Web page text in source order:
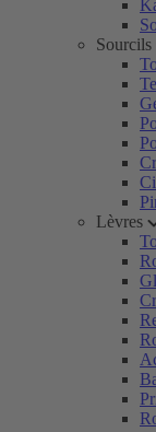
Sourcils
Lèvres